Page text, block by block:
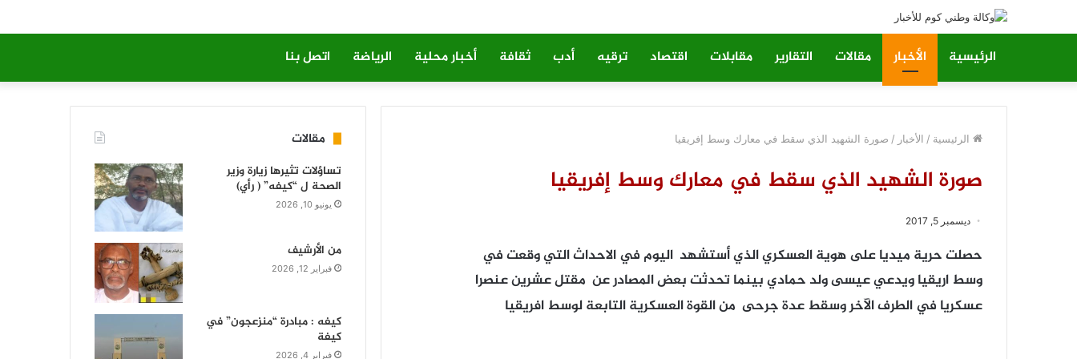
الرئيسية الأخبار مقالات التقارير مقابلات اقتصاد ترقيه أدب ثقافة أخبار محلية الرياضة اتصل بنا
الرئيسية / الأخبار / صورة الشهيد الذي سقط في معارك وسط إفريقيا
صورة الشهيد الذي سقط في معارك وسط إفريقيا
ديسمبر 5, 2017
حصلت حرية ميديا على هوية العسكري الذي أستشهد اليوم في الاحداث التي وقعت في
وسط اريقيا ويدعي عيسى ولد حمادي بينما تحدثت بعض المصادر عن مقتل عشرين عنصرا
عسكريا في الطرف الآخر وسقط عدة جرحى من القوة العسكرية التابعة لوسط افريقيا
مقالات
تساؤلات تثيرها زيارة وزير
الصحة ل “كيفه” ( رأي)
يونيو 10, 2026
من الأرشيف
فبراير 12, 2026
كيفه : مبادرة “منزعجون” في
كيفة
فبراير 4, 2026